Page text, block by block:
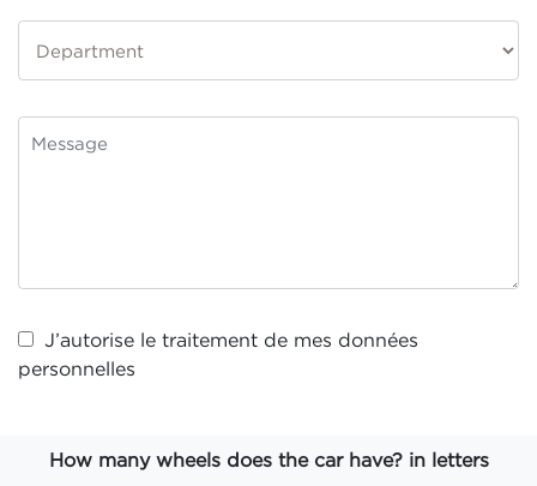
J’autorise le traitement de mes données
personnelles
How many wheels does the car have? in letters